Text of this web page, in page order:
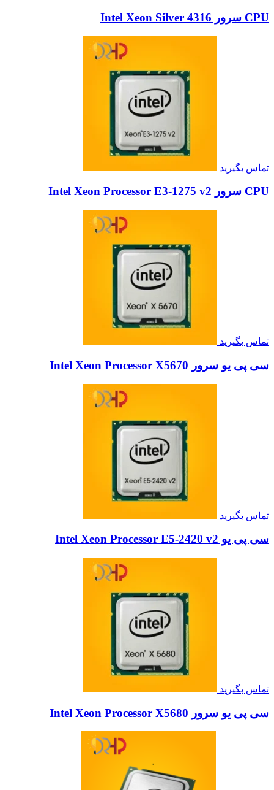
CPU سرور Intel Xeon Silver 4316
تماس بگیرید
CPU سرور Intel Xeon Processor E3-1275 v2
تماس بگیرید
سی پی یو سرور Intel Xeon Processor X5670
تماس بگیرید
سی پی یو Intel Xeon Processor E5-2420 v2
تماس بگیرید
سی پی یو سرور Intel Xeon Processor X5680